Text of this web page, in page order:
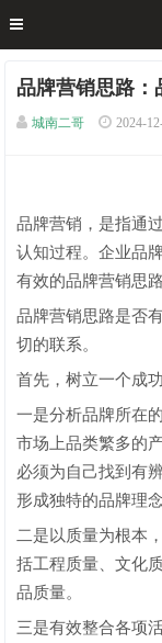
品牌营销思路：
城南二哥 2024-
品牌营销，是指通
认知过程。企业品
有效的品牌营销思路
品牌营销思路是否
切的联系。
首先，树立一个成
一是分析品牌所在
市场上品类繁多的
必须为自己找到有
形成独特的品牌理念
二是以质量为根本
括工程质量、文化
品质量。
三是有效整合各项